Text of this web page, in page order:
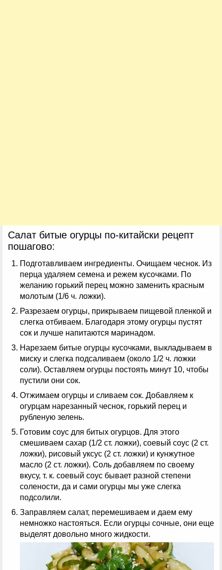
Салат битые огурцы по-китайски рецепт
пошагово:
Подготавливаем ингредиенты. Очищаем чеснок. Из
перца удаляем семена и режем кусочками. По
желанию горький перец можно заменить красным
молотым (1/6 ч. ложки).
Разрезаем огурцы, прикрываем пищевой пленкой и
слегка отбиваем. Благодаря этому огурцы пустят
сок и лучше напитаются маринадом.
Нарезаем битые огурцы кусочками, выкладываем в
миску и слегка подсаливаем (около 1/2 ч. ложки
соли). Оставляем огурцы постоять минут 10, чтобы
пустили они сок.
Отжимаем огурцы и сливаем сок. Добавляем к
огурцам нарезанный чеснок, горький перец и
рубленую зелень.
Готовим соус для битых огурцов. Для этого
смешиваем сахар (1/2 ст. ложки), соевый соус (2 ст.
ложки), рисовый уксус (2 ст. ложки) и кунжутное
масло (2 ст. ложки). Соль добавляем по своему
вкусу, т. к. соевый соус бывает разной степени
солености, да и сами огурцы мы уже слегка
подсолили.
Заправляем салат, перемешиваем и даем ему
немножко настояться. Если огурцы сочные, они еще
выделят довольно много жидкости.